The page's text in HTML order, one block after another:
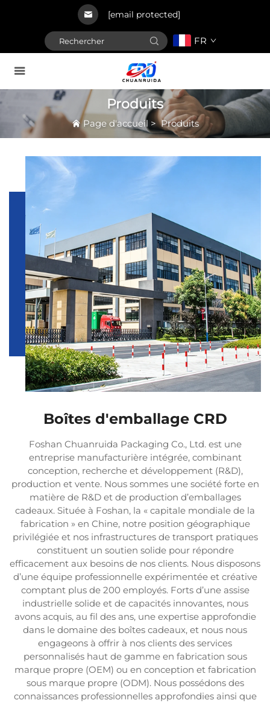
[email protected]
FR
Produits
Page d'accueil >Produits
Boîtes d'emballage CRD
Foshan Chuanruida Packaging Co., Ltd. est une
entreprise manufacturière intégrée, combinant
conception, recherche et développement (R&D),
production et vente. Nous sommes une société forte en
matière de R&D et de production d’emballages
cadeaux. Située à Foshan, la « capitale mondiale de la
fabrication » en Chine, notre position géographique
privilégiée et nos infrastructures de transport pratiques
constituent un soutien solide pour répondre
efficacement aux besoins de nos clients. Nous disposons
d’une équipe professionnelle expérimentée et créative
comptant plus de 200 employés. Forts d’une assise
industrielle solide et de capacités innovantes, nous
avons acquis, au fil des ans, une expertise approfondie
dans le domaine des boîtes cadeaux, et nous nous
engageons à offrir à nos clients des services
personnalisés haut de gamme en fabrication sous
marque propre (OEM) ou en conception et fabrication
sous marque propre (ODM). Nous possédons des
connaissances professionnelles approfondies ainsi que